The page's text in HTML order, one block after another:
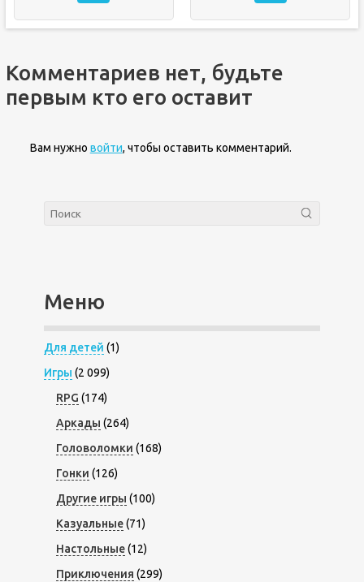
Комментариев нет, будьте
первым кто его оставит
Вам нужно войти, чтобы оставить комментарий.
Меню
Для детей (1)
Игры (2 099)
RPG (174)
Аркады (264)
Головоломки (168)
Гонки (126)
Другие игры (100)
Казуальные(71)
Настольные(12)
Приключения (299)